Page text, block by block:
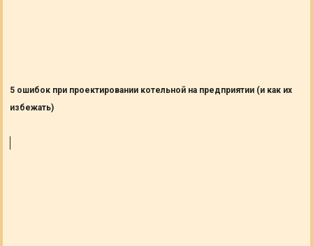
5 ошибок при проектировании котельной на предприятии (и как их
избежать)